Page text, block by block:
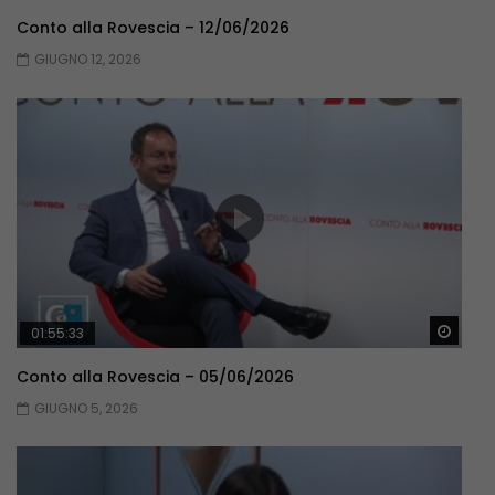
Conto alla Rovescia – 12/06/2026
GIUGNO 12, 2026
01:55:33
Conto alla Rovescia – 05/06/2026
GIUGNO 5, 2026